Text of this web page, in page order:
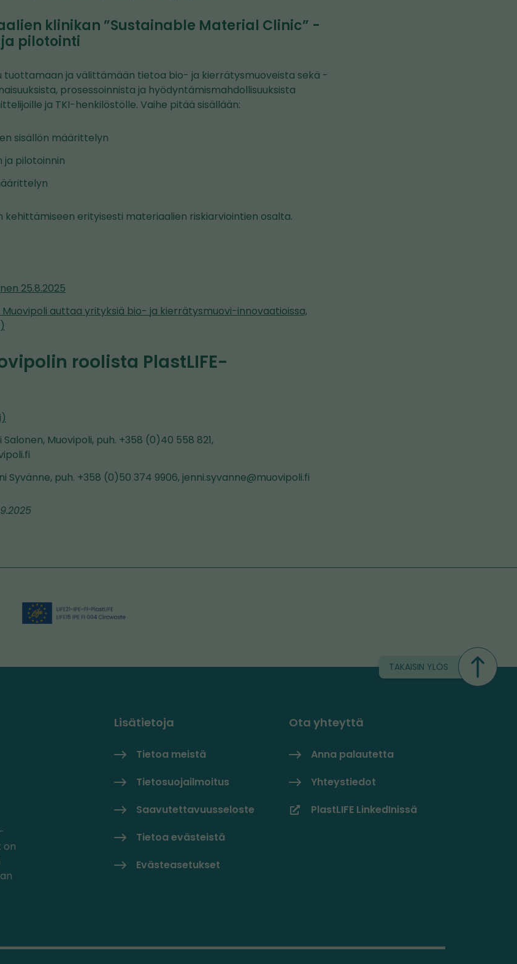
klinikan ”Sustainable Material Clinic” -
pilotointi
tuottamaan ja välittämään tietoa bio- ja kierrätysmuoveista sekä -
prosessoinnista ja hyödyntämismahdollisuuksista
ja TKI-henkilöstölle. Vaihe pitää sisällään:
sisällön määrittelyn
ja pilotoinnin
kehittämiseen erityisesti materiaalien riskiarviointien osalta.
25.8.2025
Muovipoli auttaa yrityksiä bio- ja kierrätysmuovi-innovaatioissa,
roolista PlastLIFE-
Muovipoli, puh. +358 (0)40 558 821,
Syvänne, puh. +358 (0)50 374 9906, jenni.syvanne@muovipoli.fi
TAKAISIN YLÖS
on
Lisätietoja
Tietoa meistä
Tietosuojailmoitus
Saavutettavuusseloste
Tietoa evästeistä
Evästeasetukset
Ota yhteyttä
Anna palautetta
Yhteystiedot
PlastLIFE LinkedInissä